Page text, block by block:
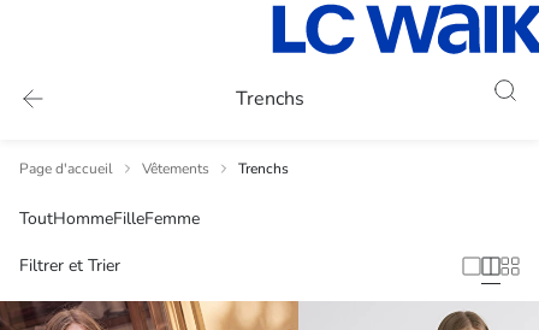
Trenchs
Page d'accueil Vêtements Trenchs
ToutHommeFilleFemme
Filtrer et Trier